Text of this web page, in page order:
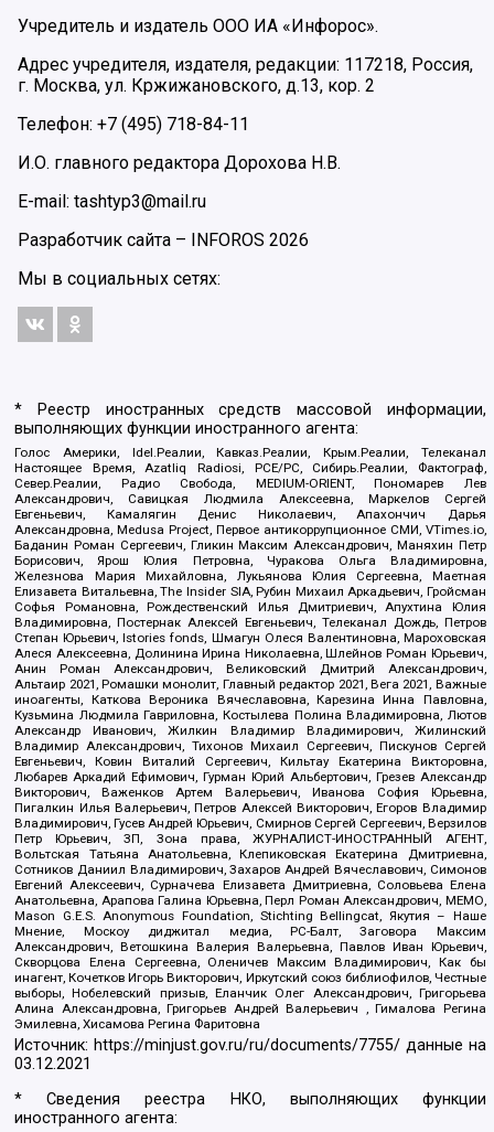
Учредитель и издатель ООО ИА «Инфорос».
Адрес учредителя, издателя, редакции: 117218, Россия,
г. Москва, ул. Кржижановского, д.13, кор. 2
Телефон: +7 (495) 718-84-11
И.О. главного редактора Дорохова Н.В.
E-mail: tashtyp3@mail.ru
Разработчик сайта – INFOROS 2026
Мы в социальных сетях:
* Реестр иностранных средств массовой информации,
выполняющих функции иностранного агента:
Голос Америки, Idel.Реалии, Кавказ.Реалии, Крым.Реалии, Телеканал
Настоящее Время, Azatliq Radiosi, PCE/PC, Сибирь.Реалии, Фактограф,
Север.Реалии, Радио Свобода, MEDIUM-ORIENT, Пономарев Лев
Александрович, Савицкая Людмила Алексеевна, Маркелов Сергей
Евгеньевич, Камалягин Денис Николаевич, Апахончич Дарья
Александровна, Medusa Project, Первое антикоррупционное СМИ, VTimes.io,
Баданин Роман Сергеевич, Гликин Максим Александрович, Маняхин Петр
Борисович, Ярош Юлия Петровна, Чуракова Ольга Владимировна,
Железнова Мария Михайловна, Лукьянова Юлия Сергеевна, Маетная
Елизавета Витальевна, The Insider SIA, Рубин Михаил Аркадьевич, Гройсман
Софья Романовна, Рождественский Илья Дмитриевич, Апухтина Юлия
Владимировна, Постернак Алексей Евгеньевич, Телеканал Дождь, Петров
Степан Юрьевич, Istories fonds, Шмагун Олеся Валентиновна, Мароховская
Алеся Алексеевна, Долинина Ирина Николаевна, Шлейнов Роман Юрьевич,
Анин Роман Александрович, Великовский Дмитрий Александрович,
Альтаир 2021, Ромашки монолит, Главный редактор 2021, Вега 2021, Важные
иноагенты, Каткова Вероника Вячеславовна, Карезина Инна Павловна,
Кузьмина Людмила Гавриловна, Костылева Полина Владимировна, Лютов
Александр Иванович, Жилкин Владимир Владимирович, Жилинский
Владимир Александрович, Тихонов Михаил Сергеевич, Пискунов Сергей
Евгеньевич, Ковин Виталий Сергеевич, Кильтау Екатерина Викторовна,
Любарев Аркадий Ефимович, Гурман Юрий Альбертович, Грезев Александр
Викторович, Важенков Артем Валерьевич, Иванова София Юрьевна,
Пигалкин Илья Валерьевич, Петров Алексей Викторович, Егоров Владимир
Владимирович, Гусев Андрей Юрьевич, Смирнов Сергей Сергеевич, Верзилов
Петр Юрьевич, ЗП, Зона права, ЖУРНАЛИСТ-ИНОСТРАННЫЙ АГЕНТ,
Вольтская Татьяна Анатольевна, Клепиковская Екатерина Дмитриевна,
Сотников Даниил Владимирович, Захаров Андрей Вячеславович, Симонов
Евгений Алексеевич, Сурначева Елизавета Дмитриевна, Соловьева Елена
Анатольевна, Арапова Галина Юрьевна, Перл Роман Александрович, МЕМО,
Mason G.E.S. Anonymous Foundation, Stichting Bellingcat, Якутия – Наше
Мнение, Москоу диджитал медиа, РС-Балт, Заговора Максим
Александрович, Ветошкина Валерия Валерьевна, Павлов Иван Юрьевич,
Скворцова Елена Сергеевна, Оленичев Максим Владимирович, Как бы
инагент, Кочетков Игорь Викторович, Иркутский союз библиофилов, Честные
выборы, Нобелевский призыв, Еланчик Олег Александрович, Григорьева
Алина Александровна, Григорьев Андрей Валерьевич , Гималова Регина
Эмилевна, Хисамова Регина Фаритовна
Источник: https://minjust.gov.ru/ru/documents/7755/ данные на
03.12.2021
* Сведения реестра НКО, выполняющих функции
иностранного агента: